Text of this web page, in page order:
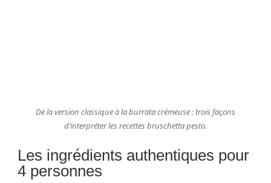
De la version classique à la burrata crémeuse : trois façons
d’interpréter les recettes bruschetta pesto.
Les ingrédients authentiques pour
4 personnes